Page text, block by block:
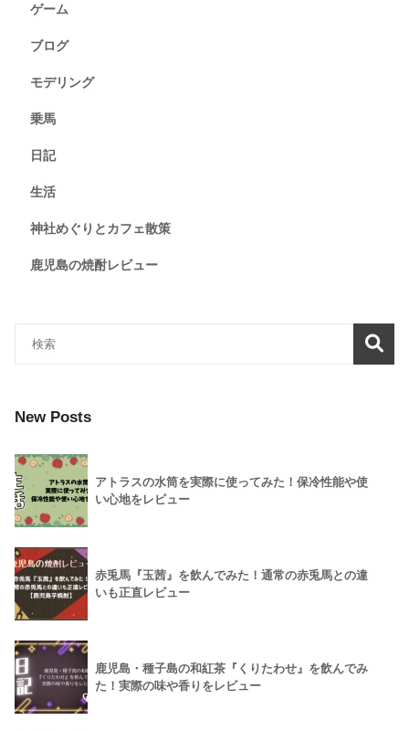
ゲーム
ブログ
モデリング
乗馬
日記
生活
神社めぐりとカフェ散策
鹿児島の焼酎レビュー
New Posts
アトラスの水筒を実際に使ってみた！保冷性能や使
い心地をレビュー
赤兎馬『玉茜』を飲んでみた！通常の赤兎馬との違
いも正直レビュー
鹿児島・種子島の和紅茶『くりたわせ』を飲んでみ
た！実際の味や香りをレビュー